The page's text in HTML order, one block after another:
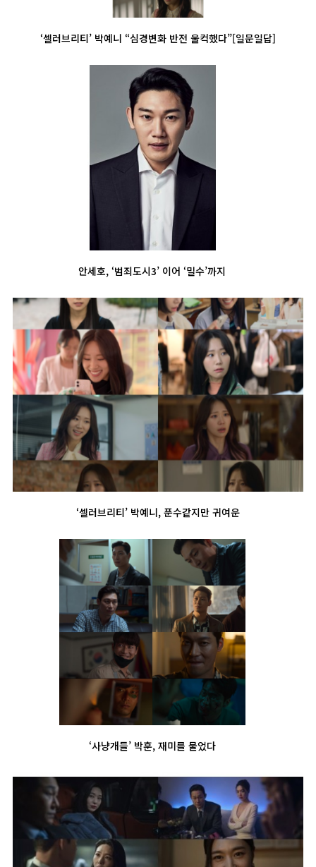
‘셀러브리티’ 박예니 “심경변화 반전 울컥했다”[일문일답]
안세호, ‘범죄도시3’ 이어 ‘밀수’까지
‘셀러브리티’ 박예니, 푼수같지만 귀여운
‘사냥개들’ 박훈, 재미를 물었다